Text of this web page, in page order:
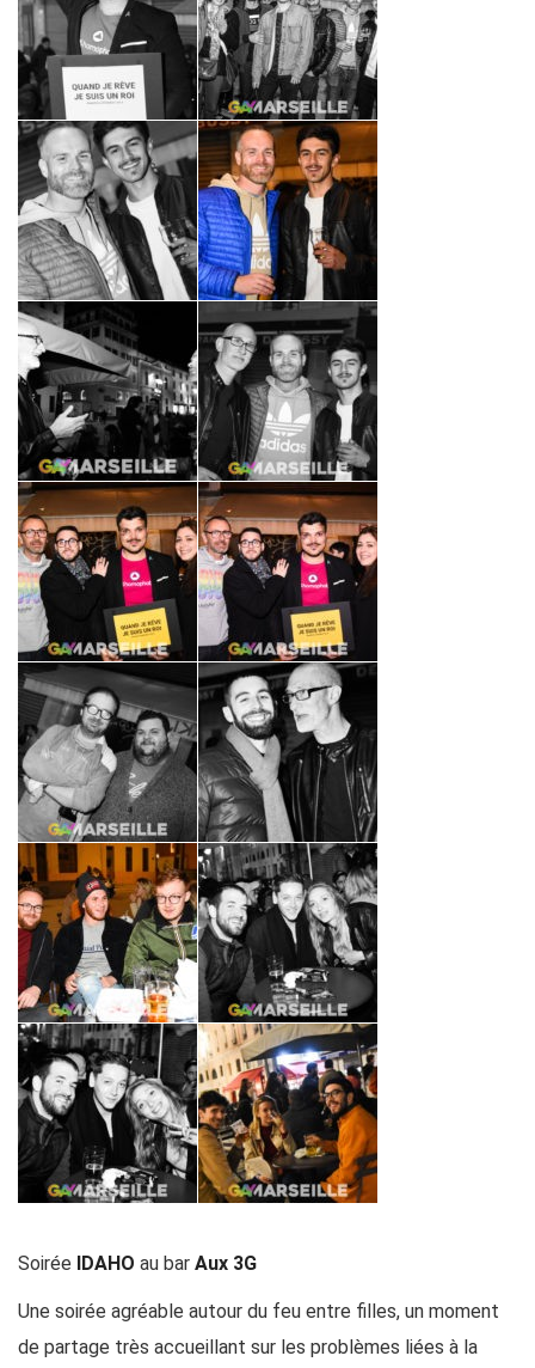
Soirée IDAHO au bar Aux 3G
Une soirée agréable autour du feu entre filles, un moment
de partage très accueillant sur les problèmes liées à la